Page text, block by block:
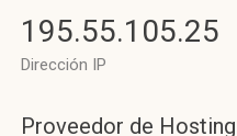
195.55.105.25
Dirección IP
Proveedor de Hosting